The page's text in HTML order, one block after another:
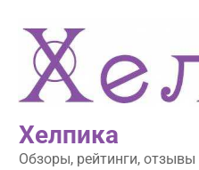
Хелпика
Обзоры, рейтинги, отзывы